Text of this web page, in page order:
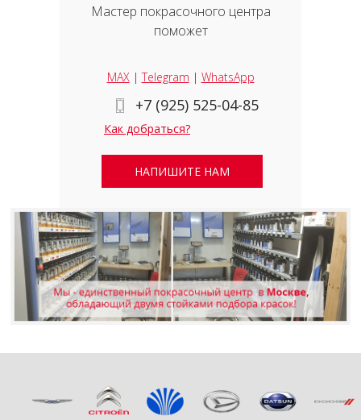
Мастер покрасочного центра
поможет
MAX|Telegram | WhatsApp
+7 (925) 525-04-85
Как добраться?
НАПИШИТЕ НАМ